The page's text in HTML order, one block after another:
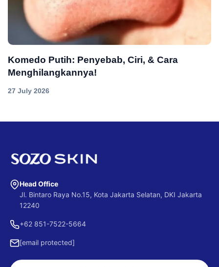
Komedo Putih: Penyebab, Ciri, & Cara
Menghilangkannya!
27 July 2026
Head Office
Jl. Bintaro Raya No.15, Kota Jakarta Selatan, DKI Jakarta
12240
+62 851-7522-5664
[email protected]